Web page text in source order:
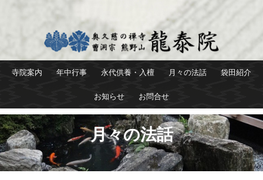
寺院案内 年中行事 永代供養・入檀 月々の法話 袋田紹介
お知らせ お問合せ
月々の法話